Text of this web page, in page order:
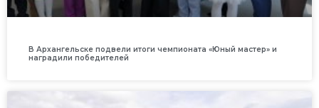
В Архангельске подвели итоги чемпионата «Юный мастер» и
наградили победителей